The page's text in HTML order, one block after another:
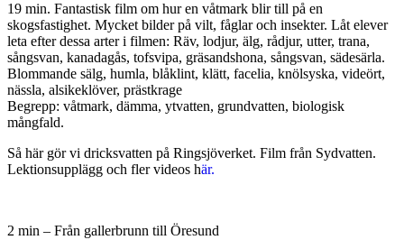
19 min. Fantastisk film om hur en våtmark blir till på en
skogsfastighet. Mycket bilder på vilt, fåglar och insekter. Låt elever
leta efter dessa arter i filmen: Räv, lodjur, älg, rådjur, utter, trana,
sångsvan, kanadagås, tofsvipa, gräsandshona, sångsvan, sädesärla.
Blommande sälg, humla, blåklint, klätt, facelia, knölsyska, videört,
nässla, alsikeklöver, prästkrage
Begrepp: våtmark, dämma, ytvatten, grundvatten, biologisk
mångfald.
Så här gör vi dricksvatten på Ringsjöverket. Film från Sydvatten.
Lektionsupplägg och fler videos här.
2 min – Från gallerbrunn till Öresund